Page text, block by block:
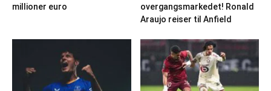
millioner euro
overgangsmarkedet! Ronald
Araujo reiser til Anfield